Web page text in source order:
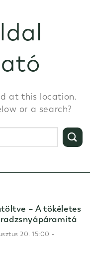
at this location.
or a search?
– A tökéletes
20. 15:00 -